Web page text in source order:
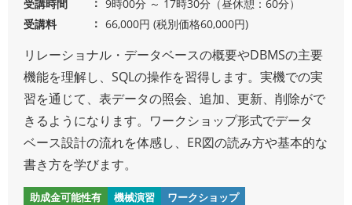
受講時間
9時00分 ～ 17時30分（昼休憩：60分）
受講料
66,000円 (税別価格60,000円)
リレーショナル・データベースの概要やDBMSの主要
機能を理解し、SQLの操作を習得します。実機での実
習を通じて、表データの照会、追加、更新、削除がで
きるようになります。ワークショップ形式でデータ
ベース設計の流れを体感し、ER図の読み方や基本的な
書き方を学びます。
助成金可能性有 機械演習 ワークショップ